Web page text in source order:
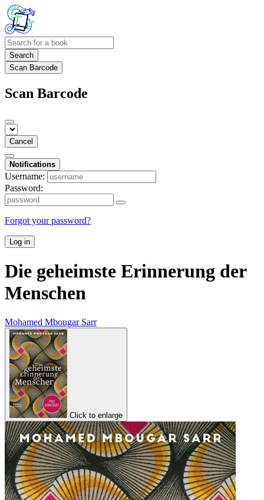
Search
Scan Barcode
Scan Barcode
Cancel
Notifications
Username:
Password:
Forgot your password?
Log in
Die geheimste Erinnerung der
Menschen
Mohamed Mbougar Sarr
Click to enlarge